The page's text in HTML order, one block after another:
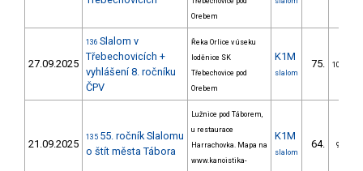
Orebem
27.09.2025
136 Slalom v
Třebechovicích +
vyhlášení 8. ročníku
ČPV
Řeka Orlice v úseku
loděnice SK
Třebechovice pod
Orebem
K1M
slalom
75. 10/DM
21.09.2025
135 55. ročník Slalomu
o štít města Tábora
Lužnice pod Táborem,
u restaurace
Harrachovka. Mapa na
www.kanoistika-
K1M
slalom
64. 9/DM